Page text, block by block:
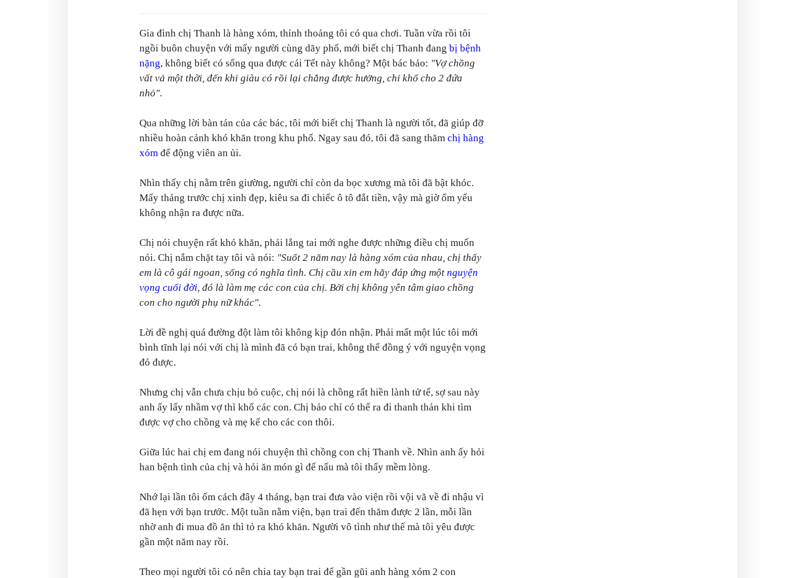
Gia đình chị Thanh là hàng xóm, thỉnh thoảng tôi có qua chơi. Tuần vừa rồi tôi
ngồi buôn chuyện với mấy người cùng dãy phố, mới biết chị Thanh đang bị bệnh
nặng, không biết có sống qua được cái Tết này không? Một bác bảo: "Vợ chồng
vất vả một thời, đến khi giàu có rồi lại chẳng được hưởng, chỉ khổ cho 2 đứa
nhỏ".
Qua những lời bàn tán của các bác, tôi mới biết chị Thanh là người tốt, đã giúp đỡ
nhiều hoàn cảnh khó khăn trong khu phố. Ngay sau đó, tôi đã sang thăm chị hàng
xóm để động viên an ủi.
Nhìn thấy chị nằm trên giường, người chỉ còn da bọc xương mà tôi đã bật khóc.
Mấy tháng trước chị xinh đẹp, kiêu sa đi chiếc ô tô đắt tiền, vậy mà giờ ốm yếu
không nhận ra được nữa.
Chị nói chuyện rất khó khăn, phải lắng tai mới nghe được những điều chị muốn
nói. Chị nắm chặt tay tôi và nói: "Suốt 2 năm nay là hàng xóm của nhau, chị thấy
em là cô gái ngoan, sống có nghĩa tình. Chị cầu xin em hãy đáp ứng một nguyện
vọng cuối đời, đó là làm mẹ các con của chị. Bởi chị không yên tâm giao chồng
con cho người phụ nữ khác".
Lời đề nghị quá đường đột làm tôi không kịp đón nhận. Phải mất một lúc tôi mới
bình tĩnh lại nói với chị là mình đã có bạn trai, không thể đồng ý với nguyện vọng
đó được.
Nhưng chị vẫn chưa chịu bỏ cuộc, chị nói là chồng rất hiền lành tử tế, sợ sau này
anh ấy lấy nhầm vợ thì khổ các con. Chị bảo chỉ có thể ra đi thanh thản khi tìm
được vợ cho chồng và mẹ kế cho các con thôi.
Giữa lúc hai chị em đang nói chuyện thì chồng con chị Thanh về. Nhìn anh ấy hỏi
han bệnh tình của chị và hỏi ăn món gì để nấu mà tôi thấy mềm lòng.
Nhớ lại lần tôi ốm cách đây 4 tháng, bạn trai đưa vào viện rồi vội vã về đi nhậu vì
đã hẹn với bạn trước. Một tuần nằm viện, bạn trai đến thăm được 2 lần, mỗi lần
nhờ anh đi mua đồ ăn thì tỏ ra khó khăn. Người vô tình như thế mà tôi yêu được
gần một năm nay rồi.
Theo mọi người tôi có nên chia tay bạn trai để gần gũi anh hàng xóm 2 con